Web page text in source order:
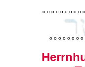
o o o o o o o o o o
o o o o o o o o